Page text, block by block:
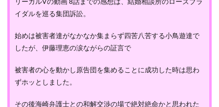
イダルを巡る集団訴訟。
始めは被害者達がなかなか集まらず四苦八苦する小鳥遊達で
したが、伊藤理恵の涙ながらの証言で
被害者の心を動かし原告団を集めることに成功した時は思わ
ずホッとしました。
その後海崎弁護士との和解交渉の場で絶対絶命かと思われた